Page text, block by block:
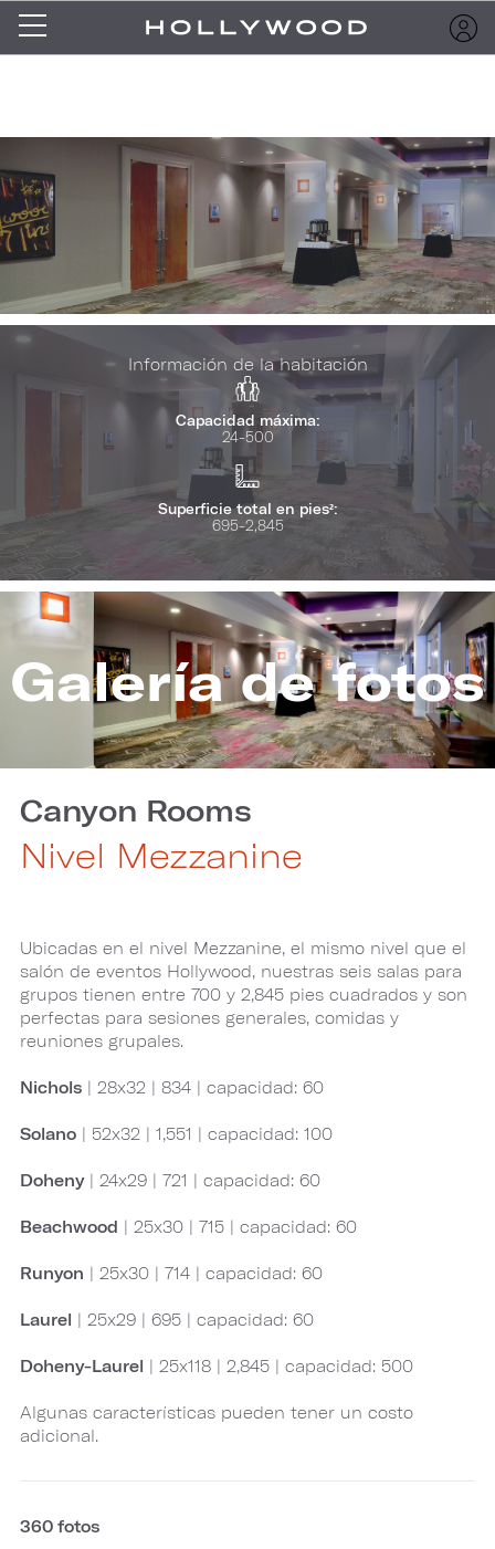
Información de la habitación
Capacidad máxima:
24-500
Superficie total en pies²:
695-2,845
Galería de fotos
Canyon Rooms
Nivel Mezzanine
Ubicadas en el nivel Mezzanine, el mismo nivel que el
salón de eventos Hollywood, nuestras seis salas para
grupos tienen entre 700 y 2,845 pies cuadrados y son
perfectas para sesiones generales, comidas y
reuniones grupales.
Nichols | 28x32 | 834 | capacidad: 60
Solano | 52x32 | 1,551 | capacidad: 100
Doheny| 24x29 | 721 | capacidad: 60
Beachwood | 25x30 | 715 | capacidad: 60
Runyon | 25x30 | 714 | capacidad: 60
Laurel | 25x29 | 695 | capacidad: 60
Doheny-Laurel | 25x118 | 2,845 | capacidad: 500
Algunas características pueden tener un costo
adicional.
360 fotos